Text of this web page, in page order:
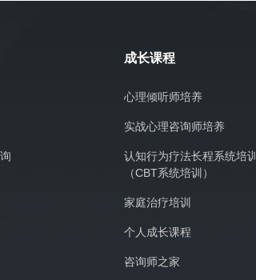
成长课程
心理倾听师培养
实战心理咨询师培养
认知行为疗法长程系统培训
（CBT系统培训）
家庭治疗培训
个人成长课程
咨询师之家